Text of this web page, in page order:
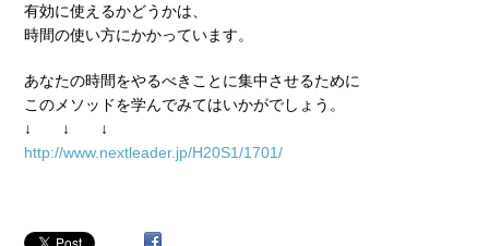
有効に使えるかどうかは、
時間の使い方にかかっています。
あなたの時間をやるべきことに集中させるために
このメソッドを学んでみてはいかがでしょう。
↓ ↓ ↓
http://www.nextleader.jp/H20S1/1701/